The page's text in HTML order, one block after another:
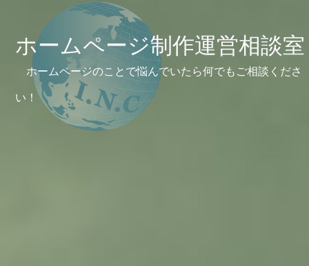
ホームページ制作運営相談室
ホームページのことで悩んでいたら何でもご相談くださ
い！